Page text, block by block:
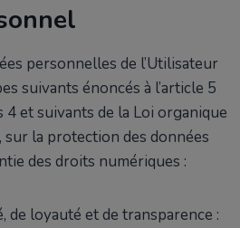
personnelles de l’Utilisateur
suivants énoncés à l’article 5
4 et suivants de la Loi organique
sur la protection des données
des droits numériques :
de loyauté et de transparence :